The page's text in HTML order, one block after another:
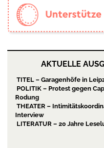
AKTUELLE
TITEL – Garagenhöfe in
POLITIK – Protest gegen
Rodung
THEATER –
Interview
LITERATUR – 20 Jahre